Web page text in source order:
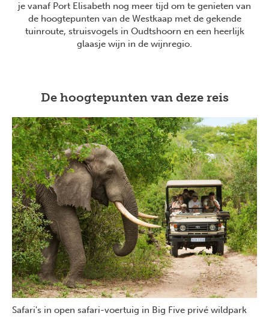
je vanaf Port Elisabeth nog meer tijd om te genieten van
de hoogtepunten van de Westkaap met de gekende
tuinroute, struisvogels in Oudtshoorn en een heerlijk
glaasje wijn in de wijnregio.
De hoogtepunten van deze reis
Safari's in open safari-voertuig in Big Five privé wildpark